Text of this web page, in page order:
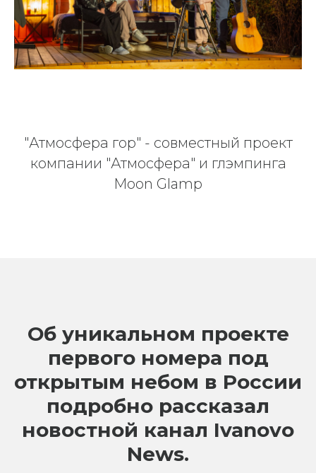
"Атмосфера гор" - совместный проект
компании "Атмосфера" и глэмпинга
Moon Glamp
Об уникальном проекте
первого номера под
открытым небом в России
подробно рассказал
новостной канал Ivanovo
News.